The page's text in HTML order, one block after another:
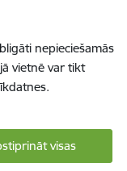
nepieciešamās
vietnē var tikt
visas